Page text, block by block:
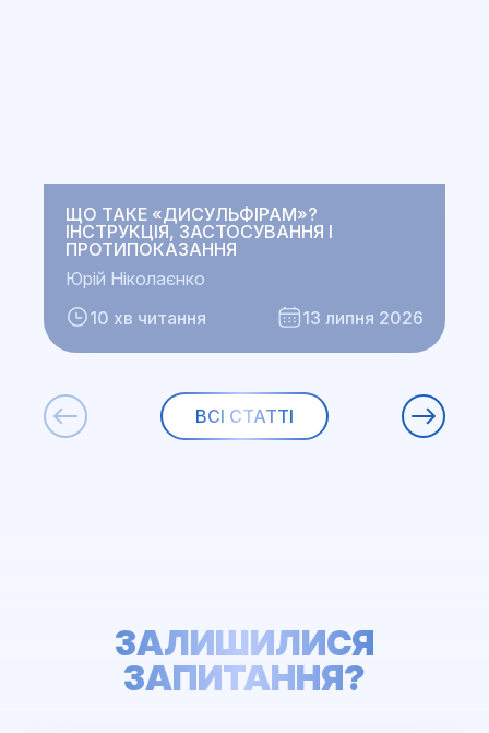
ЩО ТАКЕ «ДИСУЛЬФІРАМ»?
ІНСТРУКЦІЯ, ЗАСТОСУВАННЯ І
ПРОТИПОКАЗАННЯ
Юрій Ніколаєнко
10 хв читання
13 липня 2026
ВСІ СТАТТІ
ЗАЛИШИЛИСЯ
ЗАПИТАННЯ?